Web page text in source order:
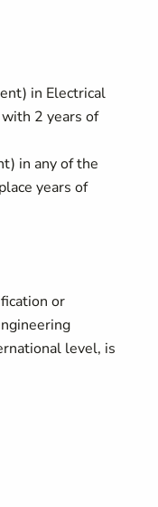
in Electrical
2 years of
in any of the
years of
or
level, is